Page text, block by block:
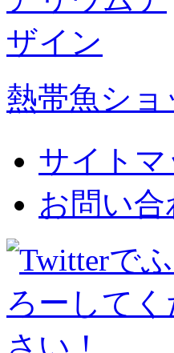
熱帯魚ショ
サイト
お問い合